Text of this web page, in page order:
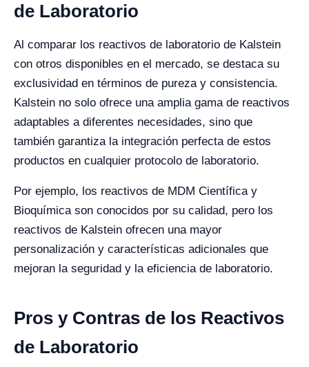
de Laboratorio
Al comparar los reactivos de laboratorio de Kalstein
con otros disponibles en el mercado, se destaca su
exclusividad en términos de pureza y consistencia.
Kalstein no solo ofrece una amplia gama de reactivos
adaptables a diferentes necesidades, sino que
también garantiza la integración perfecta de estos
productos en cualquier protocolo de laboratorio.
Por ejemplo, los reactivos de MDM Científica y
Bioquímica son conocidos por su calidad, pero los
reactivos de Kalstein ofrecen una mayor
personalización y características adicionales que
mejoran la seguridad y la eficiencia de laboratorio​.
Pros y Contras de los Reactivos
de Laboratorio